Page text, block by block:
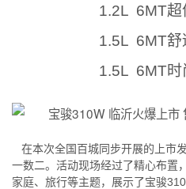
1.2L 6MT超
1.5L 6MT舒
1.5L 6MT时
在本次全国百城同步开展的上市
一数二。活动现场经过了精心布置
家庭、旅行等主题，展示了宝骏